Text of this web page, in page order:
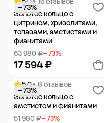
Добавить в корзину
5.0• 16 отзывов
Золотое кольцо с
цитрином, хризолитами,
топазами, аметистами и
фианитами
63 980 ₽− 73%
17 594 ₽
− 73%
Добавить в корзину
5.0• 8 отзывов
Золотое кольцо с
аметистом и фианитами
51 980 ₽− 73%
− 73%